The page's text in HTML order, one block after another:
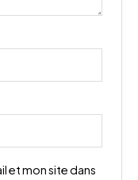
et mon site dans